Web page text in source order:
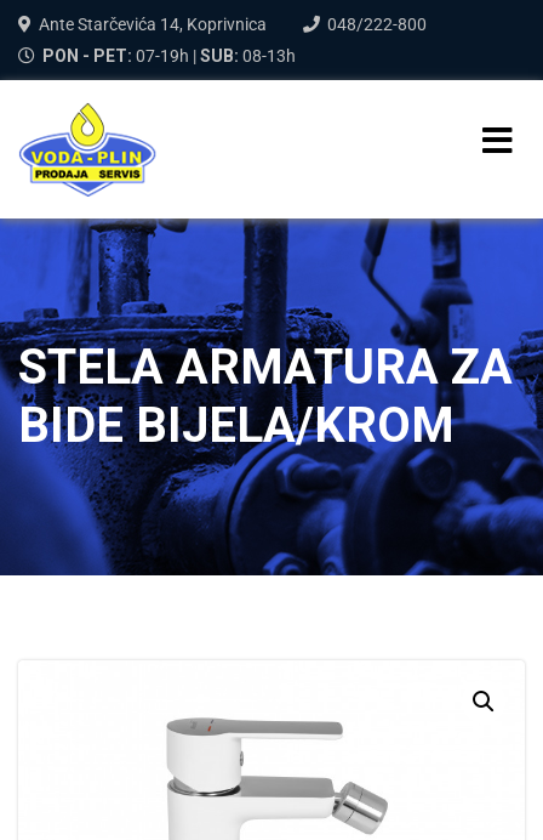
Ante Starčevića 14, Koprivnica
048/222-800
PON - PET: 07-19h |SUB: 08-13h
STELA ARMATURA ZA
BIDE BIJELA/KROM